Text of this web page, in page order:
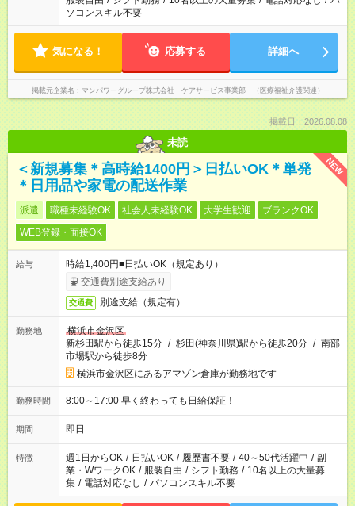
ソコンスキル不要
気になる！ 応募する 詳細へ
掲載元企業名 マンパワーグループ株式会社 ケアサービス事業部 （医療福祉介護関連）
掲載日：2026.08.08
未読
NEW
＜新規募集＊高時給1400円＞日払いOK＊単発
＊日用品や家電の配送作業
派遣 職種未経験OK 社会人未経験OK 大学生歓迎
ブランクOK
WEB登録・面接OK
給与
時給1,400円■日払いOK（規定あり）
交通費別途支給あり
交通費 別途支給（規定有）
勤務地
横浜市金沢区
新杉田駅から徒歩15分 / 杉田(神奈川県)駅から徒歩20分 / 南部
市場駅から徒歩8分
横浜市金沢区にあるアマゾン倉庫が勤務地です
勤務時間 8:00～17:00 早く終わっても日給保証！
期間 即日
特徴 週1日からOK / 日払いOK / 履歴書不要 / 40～50代活躍中 / 副
業・WワークOK / 服装自由 / シフト勤務 / 10名以上の大量募
集 / 電話対応なし / パソコンスキル不要